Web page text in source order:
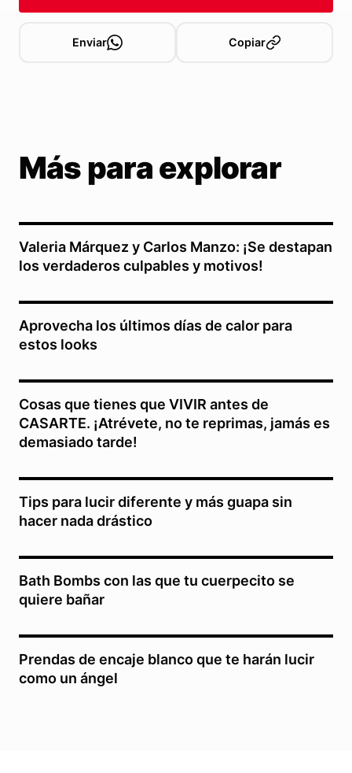
Enviar Copiar
Más para explorar
Valeria Márquez y Carlos Manzo: ¡Se destapan
los verdaderos culpables y motivos!
Aprovecha los últimos días de calor para
estos looks
Cosas que tienes que VIVIR antes de
CASARTE. ¡Atrévete, no te reprimas, jamás es
demasiado tarde!
Tips para lucir diferente y más guapa sin
hacer nada drástico
Bath Bombs con las que tu cuerpecito se
quiere bañar
Prendas de encaje blanco que te harán lucir
como un ángel